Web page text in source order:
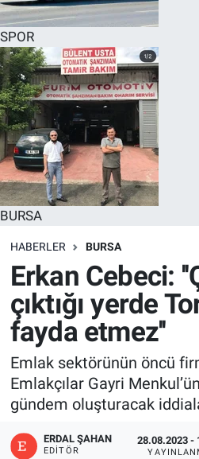
SPOR
BURSA
HABERLER BURSA
Erkan Cebeci:
çıktığı yerde
fayda etmez''
Emlak sektörünün öncü
Emlakçılar Gayri
gündem oluşturacak
ERDAL ŞAHAN
EDITÖR
28.08.2023 -